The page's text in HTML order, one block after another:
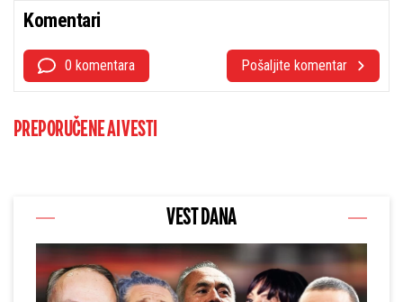
Komentari
0 komentara Pošaljite komentar
PREPORUČENE AI VESTI
VEST DANA